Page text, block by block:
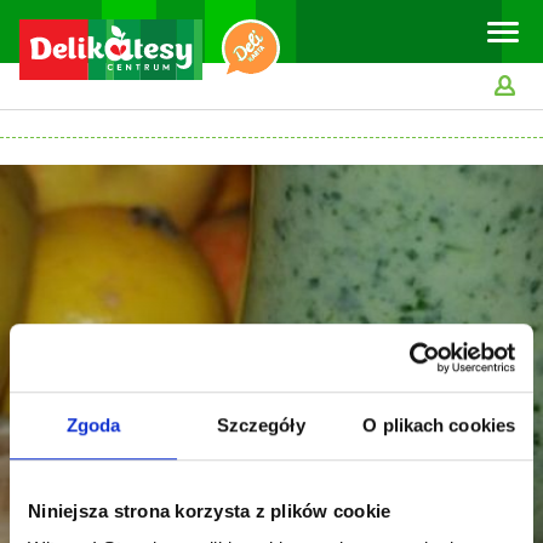
Zgoda Szczegóły O plikach cookies
Niniejsza strona korzysta z plików cookie
Toggle